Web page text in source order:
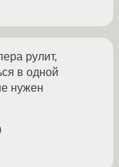
рулит,
в одной
нужен